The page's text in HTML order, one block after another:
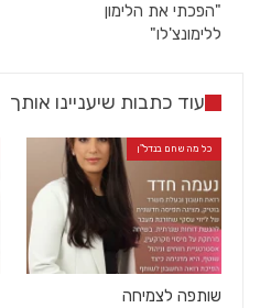
"הפכתי את הלימון
ללימונצ'לו"
עוד כתבות שיעניינו אותך
כל מה שחם בנדל"ן
שותפה לצמיחה